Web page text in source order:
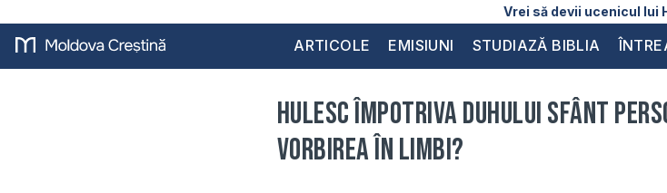
Vrei să devii ucenicul lui
ARTICOLE EMISIUNI STUDIAZĂ BIBLIA
Hulesc împotriva Duhului Sfânt
vorbirea în limbi?